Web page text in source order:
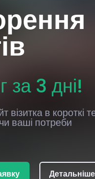
за 3 дні!
візитка в короткі
ваші потреби
Детальніше